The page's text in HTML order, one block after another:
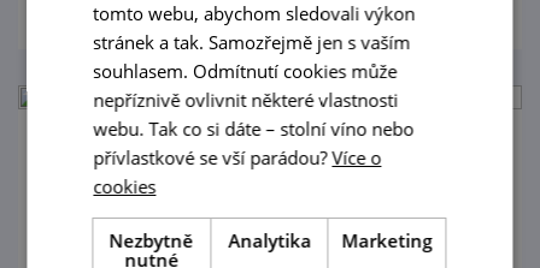
Silver Fest
22. 8. '26
tomto webu, abychom sledovali výkon
stránek a tak. Samozřejmě jen s vaším
souhlasem. Odmítnutí cookies může
nepříznivě ovlivnit některé vlastnosti
webu. Tak co si dáte – stolní víno nebo
přívlastkové se vší parádou?Více o
cookies
Nezbytně
nutné
Analytika Marketing